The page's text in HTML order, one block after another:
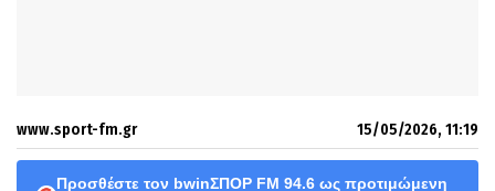
www.sport-fm.gr 15/05/2026, 11:19
Προσθέστε τον bwinΣΠΟΡ FM 94.6 ως προτιμώμενη